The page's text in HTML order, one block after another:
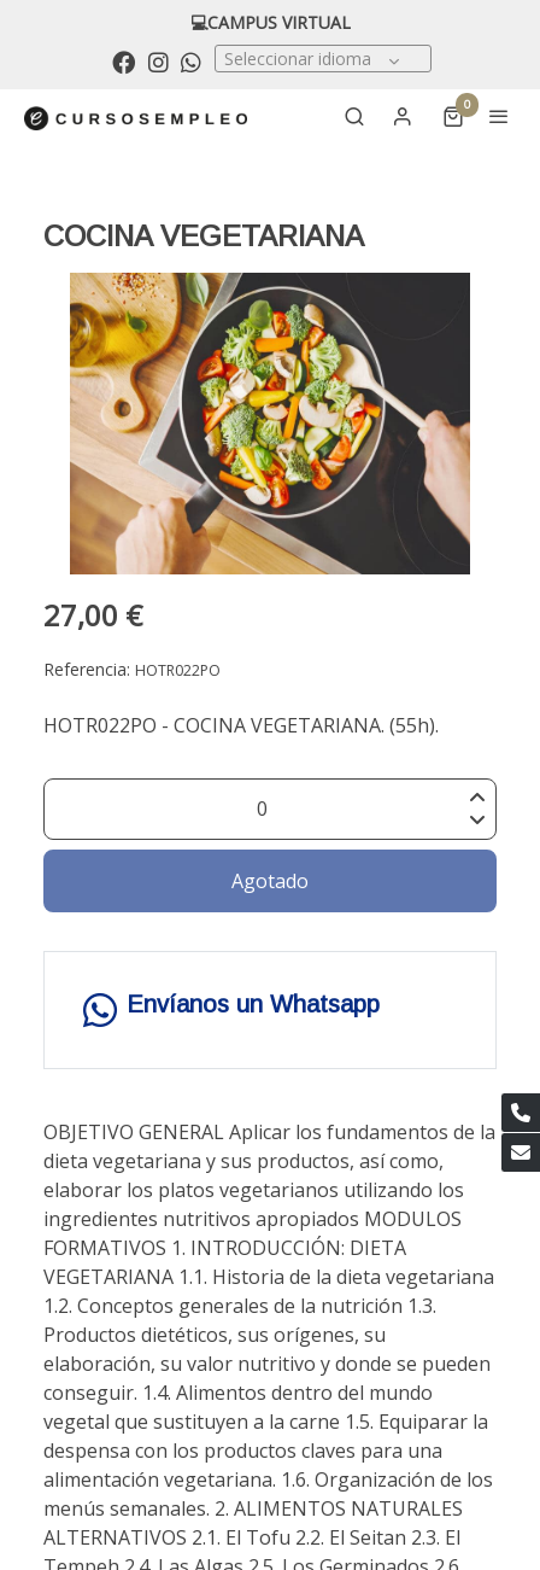
💻CAMPUS VIRTUAL
Seleccionar idioma
0
COCINA VEGETARIANA
27,00 €
Referencia: HOTR022PO
HOTR022PO - COCINA VEGETARIANA. (55h).
Agotado
Envíanos un Whatsapp
OBJETIVO GENERAL Aplicar los fundamentos de la
dieta vegetariana y sus productos, así como,
elaborar los platos vegetarianos utilizando los
ingredientes nutritivos apropiados MODULOS
FORMATIVOS 1. INTRODUCCIÓN: DIETA
VEGETARIANA 1.1. Historia de la dieta vegetariana
1.2. Conceptos generales de la nutrición 1.3.
Productos dietéticos, sus orígenes, su
elaboración, su valor nutritivo y donde se pueden
conseguir. 1.4. Alimentos dentro del mundo
vegetal que sustituyen a la carne 1.5. Equiparar la
despensa con los productos claves para una
alimentación vegetariana. 1.6. Organización de los
menús semanales. 2. ALIMENTOS NATURALES
ALTERNATIVOS 2.1. El Tofu 2.2. El Seitan 2.3. El